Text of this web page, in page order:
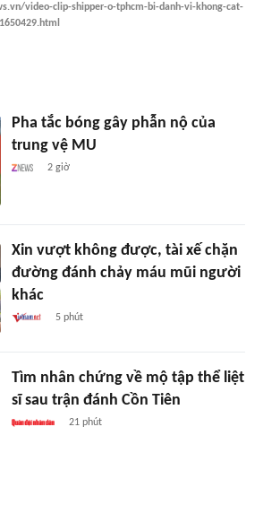
video-clip-shipper-o-tphcm-bi-danh-vi-khong-cat-
Pha tắc bóng gây phẫn nộ của
trung vệ MU
2 giờ
Xin vượt không được, tài xế chặn
đường đánh chảy máu mũi người
khác
5 phút
Tìm nhân chứng về mộ tập thể liệt
sĩ sau trận đánh Cồn Tiên
21 phút